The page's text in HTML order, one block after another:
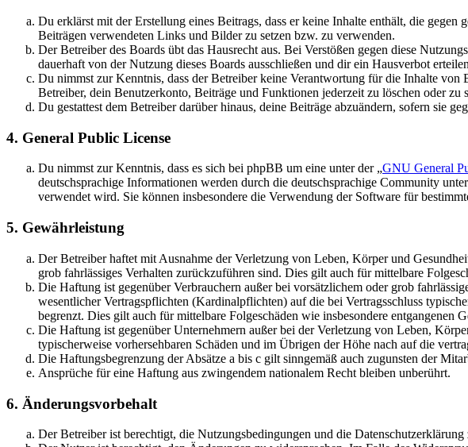
Du erklärst mit der Erstellung eines Beitrags, dass er keine Inhalte enthält, die gegen
Beiträgen verwendeten Links und Bilder zu setzen bzw. zu verwenden.
Der Betreiber des Boards übt das Hausrecht aus. Bei Verstößen gegen diese
dauerhaft von der Nutzung dieses Boards ausschließen und dir ein Hausverbot
Du nimmst zur Kenntnis, dass der Betreiber keine Verantwortung für die Inhalte
Betreiber, dein Benutzerkonto, Beiträge und Funktionen jederzeit zu löschen oder zu
Du gestattest dem Betreiber darüber hinaus, deine Beiträge abzuändern, sofern sie
4. General Public License
Du nimmst zur Kenntnis, dass es sich bei phpBB um eine unter der „GNU General
deutschsprachige Informationen werden durch die deutschsprachige Community
verwendet wird. Sie können insbesondere die Verwendung der Software für
5. Gewährleistung
Der Betreiber haftet mit Ausnahme der Verletzung von Leben, Körper und
grob fahrlässiges Verhalten zurückzuführen sind. Dies gilt auch für mittelbare
Die Haftung ist gegenüber Verbrauchern außer bei vorsätzlichem oder grob
wesentlicher Vertragspflichten (Kardinalpflichten) auf die bei Vertragsschluss
begrenzt. Dies gilt auch für mittelbare Folgeschäden wie insbesondere entgangenen
Die Haftung ist gegenüber Unternehmern außer bei der Verletzung von Leben,
typischerweise vorhersehbaren Schäden und im Übrigen der Höhe nach auf die
Die Haftungsbegrenzung der Absätze a bis c gilt sinngemäß auch zugunsten der
Ansprüche für eine Haftung aus zwingendem nationalem Recht bleiben unberührt.
6. Änderungsvorbehalt
Der Betreiber ist berechtigt, die Nutzungsbedingungen und die